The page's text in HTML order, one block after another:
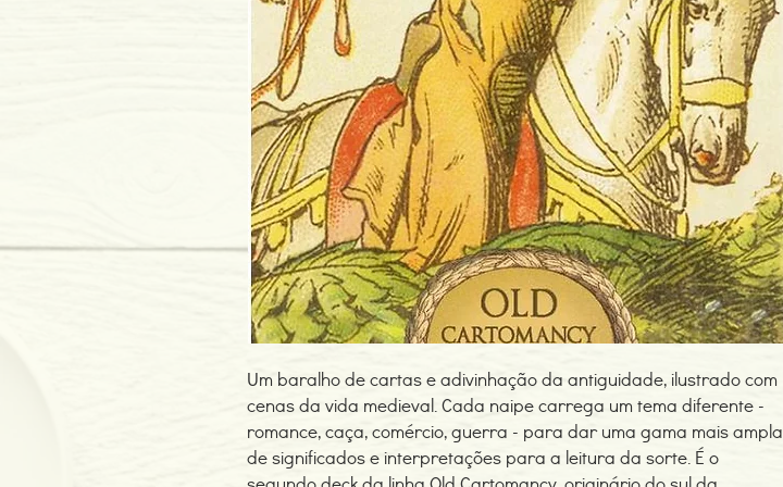
Um baralho de cartas e adivinhação da antiguidade, ilustrado com
cenas da vida medieval. Cada naipe carrega um tema diferente -
romance, caça, comércio, guerra - para dar uma gama mais ampla
de significados e interpretações para a leitura da sorte. É o